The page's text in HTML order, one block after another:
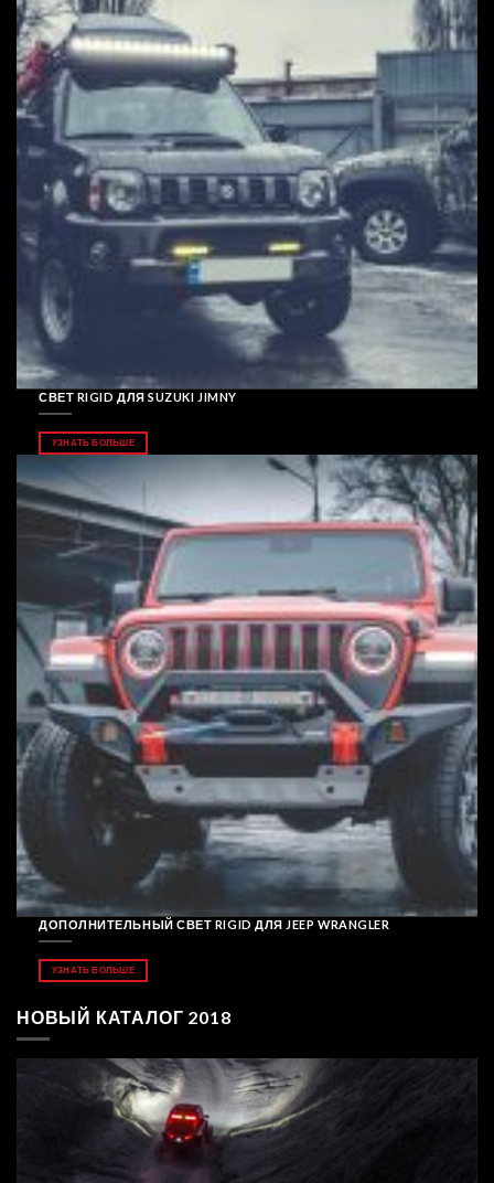
СВЕТ RIGID ДЛЯ SUZUKI JIMNY
УЗНАТЬ БОЛЬШЕ
ДОПОЛНИТЕЛЬНЫЙ СВЕТ RIGID ДЛЯ JEEP WRANGLER
УЗНАТЬ БОЛЬШЕ
НОВЫЙ КАТАЛОГ 2018